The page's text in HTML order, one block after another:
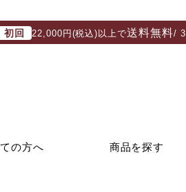
初回 22,000円(税込)以上で送料無料/
の方へ 商品を探す